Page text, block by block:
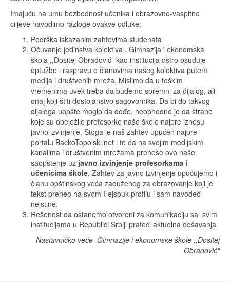
Imajuću na umu bezbednost učenika i obrazovno-vaspitne
ciljeve navodimo razloge ovakve odluke:
Podrška iskazanim zahtevima studenata
Očuvanje jedinstva kolektiva . Gimnazija i ekonomska
škola ,,Dositej Obradović" kao institucija oštro osuđuje
optužbe i raspravu o članovima našeg kolektiva putem
medija i društvenih mreža. Mislimo da u teškim
vremenima uvek treba da budemo spremni za dijalog, ali
onaj koji štiti dostojanstvo sagovornika. Da bi do takvog
dijaloga uopšte moglo da dođe, neophodno je da strane
koje su obeležile profesorke naše škole najpre iznesu
javno izvinjenje. Stoga je naš zahtev upućen najpre
portalu BackoTopolski.net i to da na svojim medijskim
kanalima i društvenim mrežama prenese ovo naše
saopštenje uz javno izvinjenje profesorkama i
učenicima škole. Zahtev za javno izvinjenje upućujemo i
članu opštinskog veća zaduženog za obrazovanje koji je
tekst preneo na svom Fejsbuk profilu i sam navodeći
neistine.
Rešenost da ostanemo otvoreni za komunikaciju sa svim
institucijama u Republici Srbiji prateći aktuelna dešavanja.
Nastavničko veće Gimnazije i ekonomske škole ,,Dositej
Obradović"